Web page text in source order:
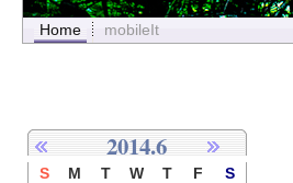
Home mobileIt
2014.6
S M T W T F S